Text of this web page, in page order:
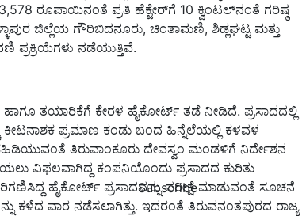
Subscribe
ರೂಪಾಯಿನಂತೆ ಪ್ರತಿ ಹೆಕ್ಟೇರ್‌ಗೆ 10 ಕ್ವಿಂಟಲ್‍ನಂತೆ ಗರಿಷ್ಠ
ಜಿಲ್ಲೆಯ ಗೌರಿಬಿದನೂರು, ಚಿಂತಾಮಣಿ, ಶಿಡ್ಲಘಟ್ಟ ಮತ್ತು
ಪ್ರಕ್ರಿಯೆಗಳು ನಡೆಯುತ್ತಿವೆ.
ಹಾಗೂ ತಯಾರಿಕೆಗೆ ಕೇರಳ ಹೈಕೋರ್ಟ್ ತಡೆ ನೀಡಿದೆ. ಪ್ರಸಾದದಲ್ಲಿ
ಕೀಟನಾಶಕ ಪ್ರಮಾಣ ಕಂಡು ಬಂದ ಹಿನ್ನೆಲೆಯಲ್ಲಿ ಕಳವಳ
ತಿರುವಾಂಕೂರು ದೇವಸ್ವಂ ಮಂಡಳಿಗೆ ನಿರ್ದೇಶನ
ವಿಫಲವಾಗಿದ್ದ ಕಂಪನಿಯೊಂದು ಪ್ರಸಾದದ ಕುರಿತು
ಹೈಕೋರ್ಟ್‌ ಪ್ರಸಾದವನ್ನು ಪರೀಕ್ಷೆ ಮಾಡುವಂತೆ ಸೂಚನೆ
ಕಳೆದ ವಾರ ನಡೆಸಲಾಗಿತ್ತು. ಇದರಂತೆ ತಿರುವನಂತಪುರದ ರಾಜ್ಯ